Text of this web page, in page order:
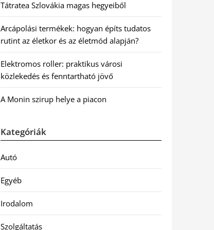
Tátratea Szlovákia magas hegyeiből
Arcápolási termékek: hogyan építs tudatos
rutint az életkor és az életmód alapján?
Elektromos roller: praktikus városi
közlekedés és fenntartható jövő
A Monin szirup helye a piacon
Kategóriák
Autó
Egyéb
Irodalom
Szolgáltatás